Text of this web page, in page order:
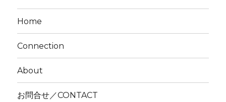
Home
Connection
About
お問合せ／CONTACT